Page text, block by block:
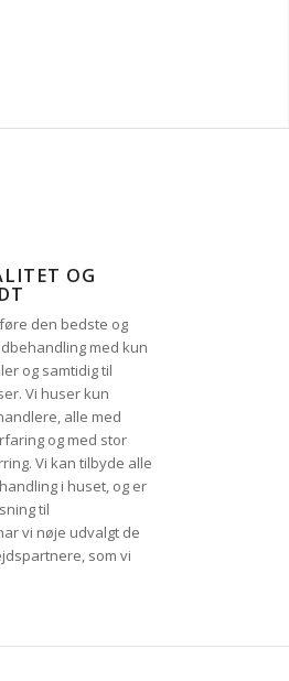
OG
den bedste og
med kun
og samtidig til
Vi huser kun
alle med
og med stor
Vi kan tilbyde alle
i huset, og er
til
vi nøje udvalgt de
som vi